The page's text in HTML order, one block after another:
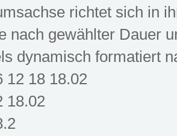
richtet sich in
nach gewählter Dauer
dynamisch formatiert
12 18 18.02
18.02